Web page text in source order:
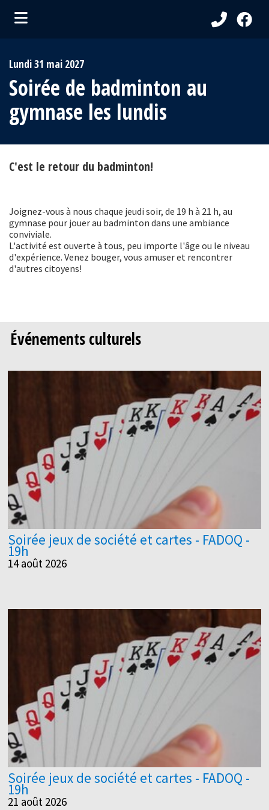
(Visiteurs )
(Loisirs et culture )
Lundi 31 mai 2027
Soirée de badminton au
gymnase les lundis
C'est le retour du badminton!
Joignez-vous à nous chaque jeudi soir, de 19 h à 21 h, au
gymnase pour jouer au badminton dans une ambiance
conviviale.
L'activité est ouverte à tous, peu importe l'âge ou le niveau
d'expérience. Venez bouger, vous amuser et rencontrer
d'autres citoyens!
Événements culturels
Soirée jeux de société et cartes - FADOQ -
19h
14 août 2026
Soirée jeux de société et cartes - FADOQ -
19h
21 août 2026